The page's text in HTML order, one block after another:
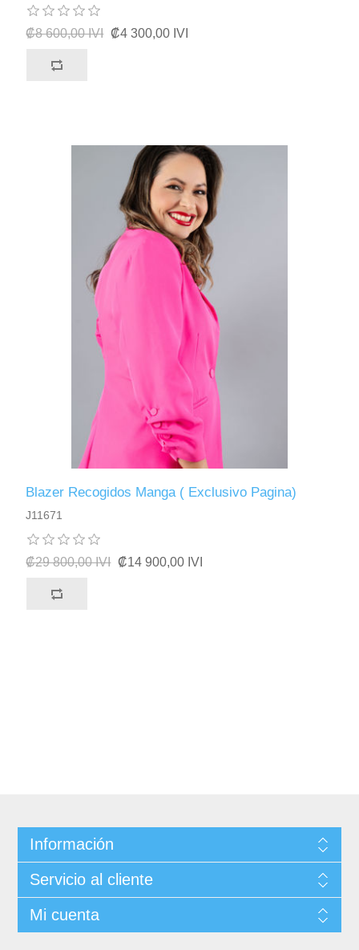
₡8 600,00 IVI ₡4 300,00 IVI
Blazer Recogidos Manga ( Exclusivo Pagina)
J11671
₡29 800,00 IVI ₡14 900,00 IVI
Información
Servicio al cliente
Mi cuenta